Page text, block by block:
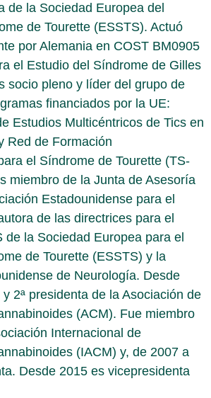
de la Sociedad Europea del
de Tourette (ESSTS). Actuó
por Alemania en COST BM0905
el Estudio del Síndrome de Gilles
socio pleno y líder del grupo de
financiados por la UE:
Estudios Multicéntricos de Tics en
Red de Formación
el Síndrome de Tourette (TS-
miembro de la Junta de Asesoría
Estadounidense para el
de las directrices para el
de la Sociedad Europea para el
de Tourette (ESSTS) y la
de Neurología. Desde
2ª presidenta de la Asociación de
(ACM). Fue miembro
Internacional de
(IACM) y, de 2007 a
Desde 2015 es vicepresidenta